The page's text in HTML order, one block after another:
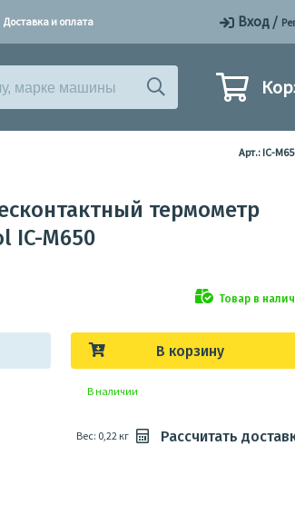
Вход /
Доставка и оплата
Арт.: IC-
термометр
IC-M650
Товар в
В корзину
В наличии
Вес: 0,22 кг Рассчитать